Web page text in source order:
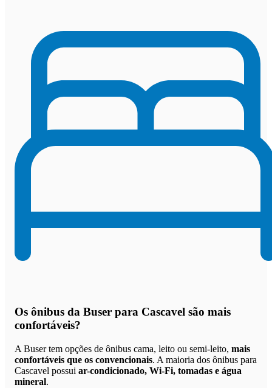
Os ônibus da Buser para Cascavel são mais
confortáveis?
A Buser tem opções de ônibus cama, leito ou semi-leito, mais
confortáveis que os convencionais. A maioria dos ônibus para
Cascavel possui ar-condicionado, Wi-Fi, tomadas e água
mineral.